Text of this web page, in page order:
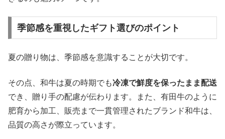
季節感を重視したギフト選びのポイント
夏の贈り物は、季節感を意識することが大切です。
その点、和牛は夏の時期でも冷凍で鮮度を保ったまま配送
でき、贈り手の配慮が伝わります。また、有田牛のように
肥育から加工、販売まで一貫管理されたブランド和牛は、
品質の高さが際立っています。